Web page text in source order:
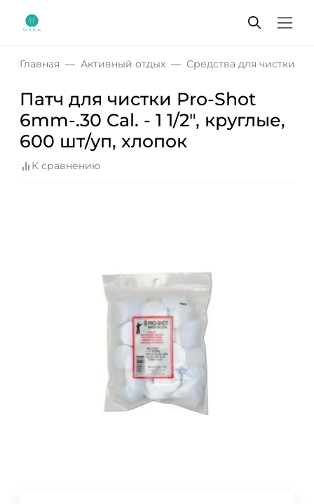
Главная Активный отдых Средства для чистки
Патч для чистки Pro-Shot
6mm-.30 Cal. - 1 1/2", круглые,
600 шт/уп, хлопок
К сравнению